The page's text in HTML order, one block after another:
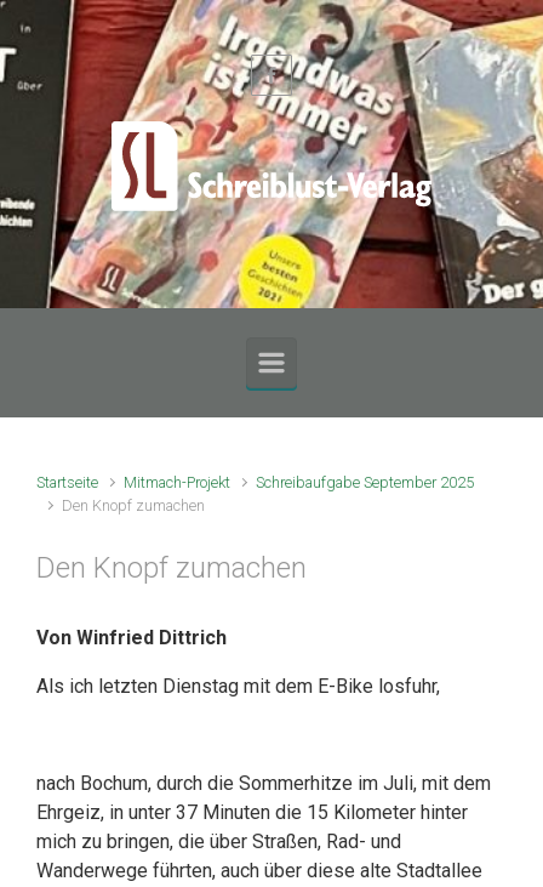
Zum Hauptinhalt springen
Startseite Mitmach-Projekt
Schreibaufgabe September 2025
Den Knopf zumachen
Den Knopf zumachen
Von Winfried Dittrich
Als ich letzten Dienstag mit dem E-Bike losfuhr,
nach Bochum, durch die Sommerhitze im Juli, mit dem
Ehrgeiz, in unter 37 Minuten die 15 Kilometer hinter
mich zu bringen, die über Straßen, Rad- und
Wanderwege führten, auch über diese alte Stadtallee